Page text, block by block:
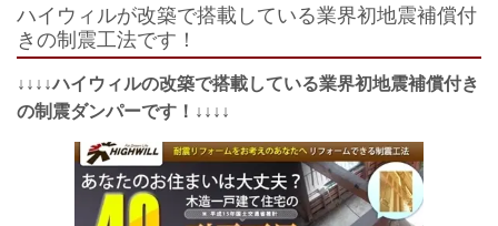
ハイウィルが改築で搭載している業界初地震補償付
きの制震工法です！
↓↓↓↓ハイウィルの改築で搭載している業界初地震補償付き
の制震ダンパーです！↓↓↓↓